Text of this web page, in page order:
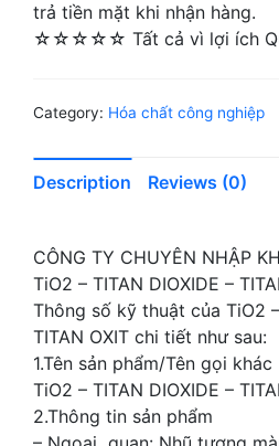
trả tiền mặt khi nhận hàng.
☆☆☆☆☆ Tất cả vì lợi ích
Category: Hóa chất công nghiệp
Description Reviews (0)
CÔNG TY CHUYÊN NHẬP
TiO2 – TITAN DIOXIDE –
Thông số kỹ thuật của TiO2
TITAN OXIT chi tiết như sau:
1.Tên sản phẩm/Tên gọi khác
TiO2 – TITAN DIOXIDE –
2.Thông tin sản phẩm